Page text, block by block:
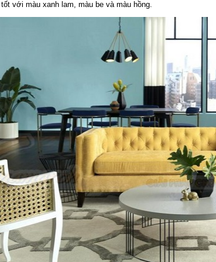
với màu xanh lam, màu be và màu hồng.